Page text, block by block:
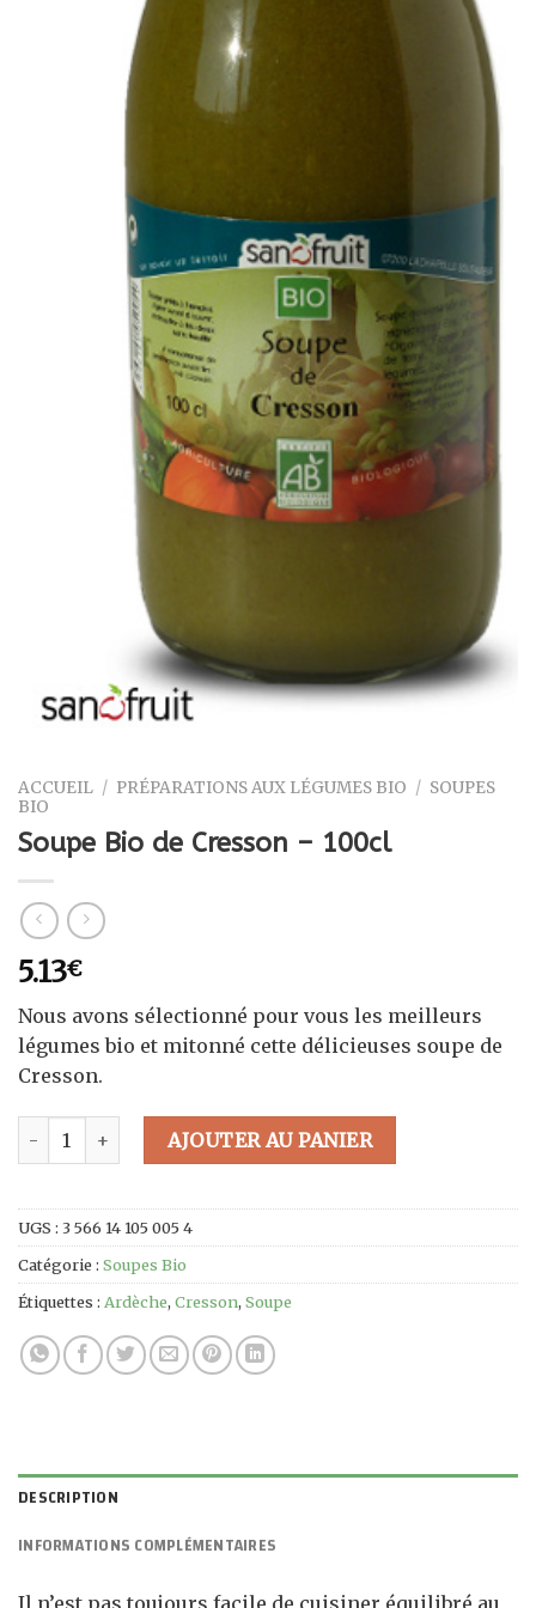
ACCUEIL / PRÉPARATIONS AUX LÉGUMES BIO / SOUPES
BIO
Soupe Bio de Cresson – 100cl
5.13€
Nous avons sélectionné pour vous les meilleurs
légumes bio et mitonné cette délicieuses soupe de
Cresson.
quantité de Soupe Bio de Cresson - 100cl
AJOUTER AU PANIER
UGS : 3 566 14 105 005 4
Catégorie : Soupes Bio
Étiquettes : Ardèche, Cresson, Soupe
DESCRIPTION
INFORMATIONS COMPLÉMENTAIRES